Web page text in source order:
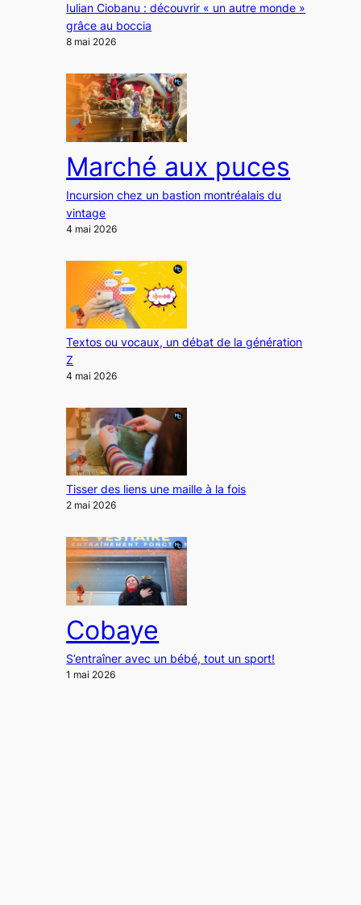
Iulian Ciobanu : découvrir « un autre monde »
grâce au boccia
8 mai 2026
Marché aux puces
Incursion chez un bastion montréalais du
vintage
4 mai 2026
Textos ou vocaux, un débat de la génération
Z
4 mai 2026
Tisser des liens une maille à la fois
2 mai 2026
Cobaye
S’entraîner avec un bébé, tout un sport!
1 mai 2026